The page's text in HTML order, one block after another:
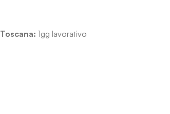
Toscana: 1gg lavorativo